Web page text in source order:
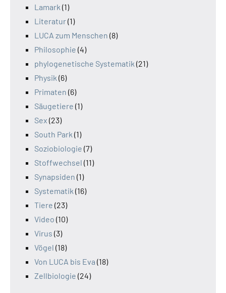
Lamark (1)
Literatur(1)
LUCA zum Menschen (8)
Philosophie (4)
phylogenetische Systematik (21)
Physik (6)
Primaten (6)
Säugetiere (1)
Sex (23)
South Park (1)
Soziobiologie (7)
Stoffwechsel (11)
Synapsiden (1)
Systematik (16)
Tiere (23)
Video (10)
Virus (3)
Vögel (18)
Von LUCA bis Eva (18)
Zellbiologie (24)